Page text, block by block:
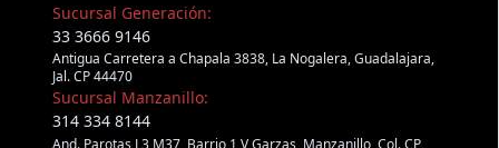
Sucursal Generación:
33 3666 9146
Antigua Carretera a Chapala 3838, La Nogalera, Guadalajara,
Jal. CP 44470
Sucursal Manzanillo:
314 334 8144
And. Parotas L3 M37, Barrio 1 V Garzas, Manzanillo, Col. CP